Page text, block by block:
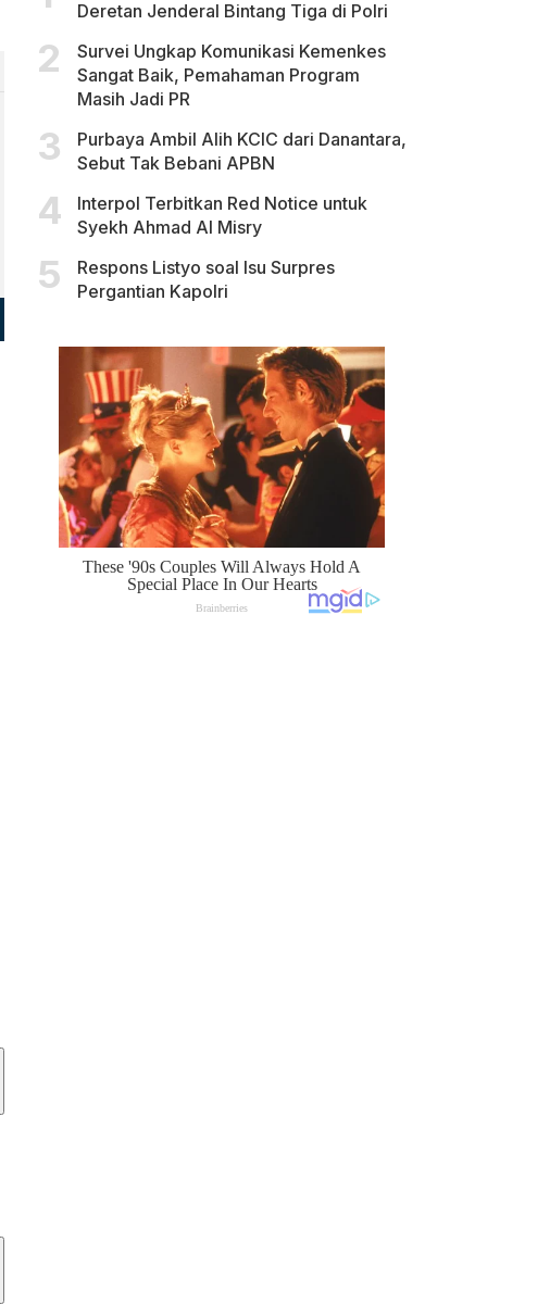
Deretan Jenderal Bintang Tiga di Polri
Survei Ungkap Komunikasi Kemenkes
Sangat Baik, Pemahaman Program
Masih Jadi PR
Purbaya Ambil Alih KCIC dari Danantara,
Sebut Tak Bebani APBN
Interpol Terbitkan Red Notice untuk
Syekh Ahmad Al Misry
Respons Listyo soal Isu Surpres
Pergantian Kapolri